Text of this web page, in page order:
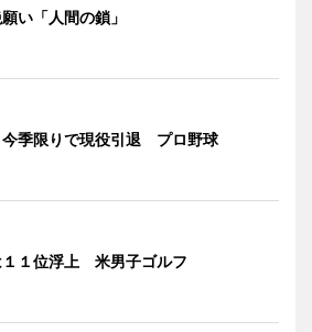
願い「人間の鎖」
今季限りで現役引退 プロ野球
１１位浮上 米男子ゴルフ